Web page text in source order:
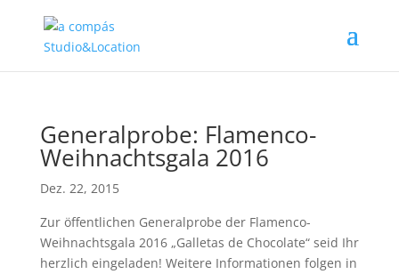
Generalprobe: Flamenco-
Weihnachtsgala 2016
Dez. 22, 2015
Zur öffentlichen Generalprobe der Flamenco-
Weihnachtsgala 2016 „Galletas de Chocolate“ seid Ihr
herzlich eingeladen! Weitere Informationen folgen in